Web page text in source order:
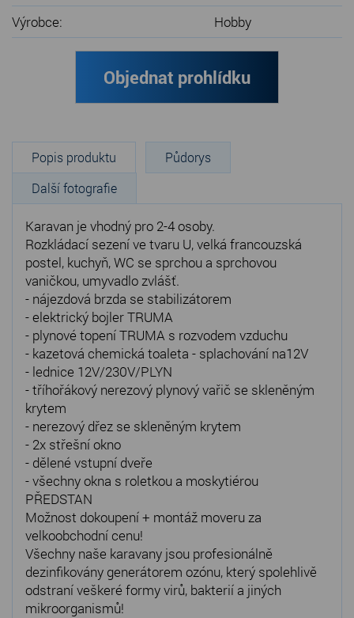
Výrobce:
Hobby
Objednat prohlídku
Popis produktu
Půdorys
Další fotografie
Karavan je vhodný pro 2-4 osoby.
Rozkládací sezení ve tvaru U, velká francouzská
postel, kuchyň, WC se sprchou a sprchovou
vaničkou, umyvadlo zvlášť.
- nájezdová brzda se stabilizátorem
- elektrický bojler TRUMA
- plynové topení TRUMA s rozvodem vzduchu
- kazetová chemická toaleta - splachování na12V
- lednice 12V/230V/PLYN
- tříhořákový nerezový plynový vařič se skleněným
krytem
- nerezový dřez se skleněným krytem
- 2x střešní okno
- dělené vstupní dveře
- všechny okna s roletkou a moskytiérou
PŘEDSTAN
Možnost dokoupení + montáž moveru za
velkoobchodní cenu!
Všechny naše karavany jsou profesionálně
dezinfikovány generátorem ozónu, který spolehlivě
odstraní veškeré formy virů, bakterií a jiných
mikroorganismů!